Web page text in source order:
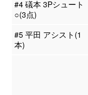
#4 礒本 3Pシュート
○(3点)
#5 平田 アシスト(1
本)